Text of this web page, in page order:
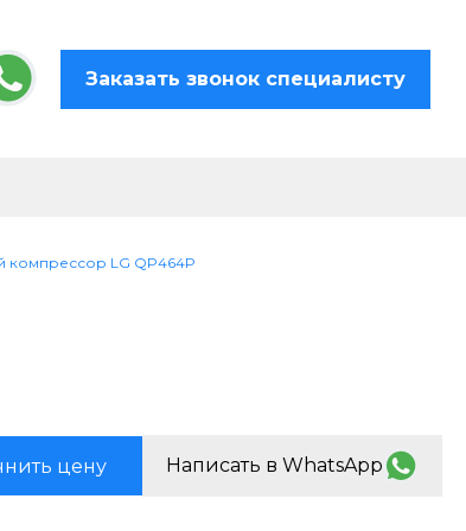
Заказать звонок специалисту
компрессор LG QP464P
цену Написать в WhatsApp